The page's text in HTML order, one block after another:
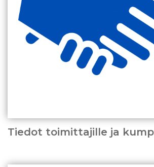
Tiedot toimittajille ja